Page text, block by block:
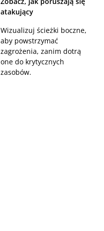
atakujący
Wizualizuj ścieżki boczne,
aby powstrzymać
zagrożenia, zanim dotrą
one do krytycznych
zasobów.